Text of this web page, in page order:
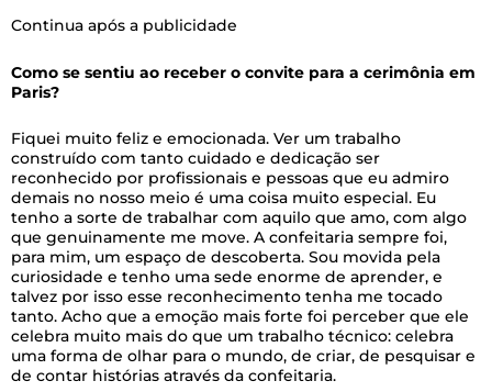
Continua após a publicidade
Como se sentiu ao receber o convite para a cerimônia em
Paris?
Fiquei muito feliz e emocionada. Ver um trabalho
construído com tanto cuidado e dedicação ser
reconhecido por profissionais e pessoas que eu admiro
demais no nosso meio é uma coisa muito especial. Eu
tenho a sorte de trabalhar com aquilo que amo, com algo
que genuinamente me move. A confeitaria sempre foi,
para mim, um espaço de descoberta. Sou movida pela
curiosidade e tenho uma sede enorme de aprender, e
talvez por isso esse reconhecimento tenha me tocado
tanto. Acho que a emoção mais forte foi perceber que ele
celebra muito mais do que um trabalho técnico: celebra
uma forma de olhar para o mundo, de criar, de pesquisar e
de contar histórias através da confeitaria.